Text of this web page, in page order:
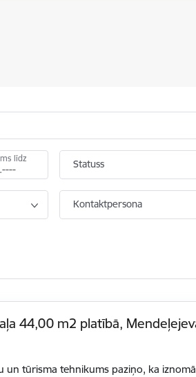
līdz Statuss
Kontaktpersona
44,00 m2 platībā,
un tūrisma tehnikums paziņo, ka